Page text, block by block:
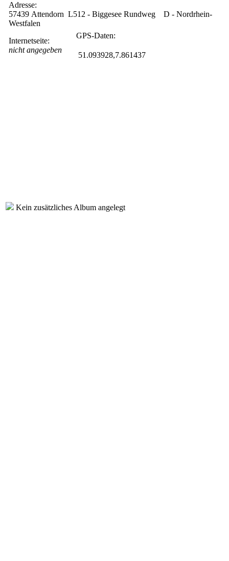
Adresse:
57439 Attendorn L512 - Biggesee Rundweg D - Nordrhein-
Westfalen
Internetseite:
nicht angegeben
GPS-Daten:
51.093928,7.861437
Kein zusätzliches Album angelegt